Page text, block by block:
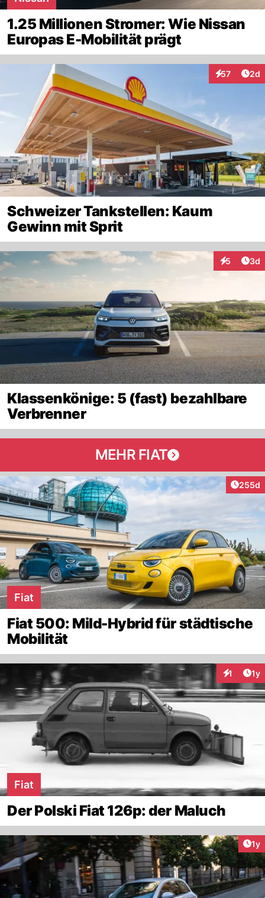
1.25 Millionen Stromer: Wie Nissan
Europas E-Mobilität prägt
57
Interaktionen
2d
Schweizer Tankstellen: Kaum
Gewinn mit Sprit
5 3d
Klassenkönige: 5 (fast) bezahlbare
Verbrenner
MEHR FIAT
255d
Fiat
Fiat 500: Mild-Hybrid für städtische
Mobilität
1 1y
Fiat
Der Polski Fiat 126p: der Maluch
1y